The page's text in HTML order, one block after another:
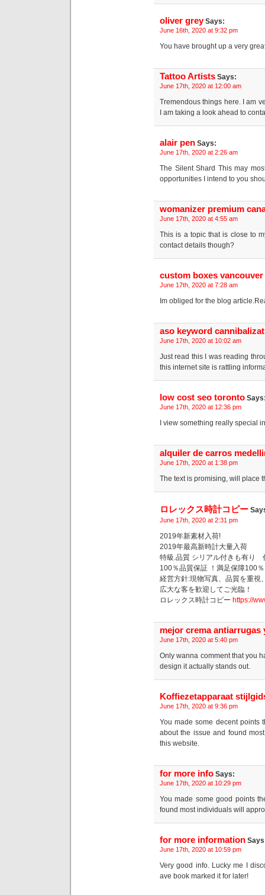
oliver greySays:
June 16th, 2020 at 9:32 pm
You have brought up a very
Tattoo Artists Says:
June 17th, 2020 at 12:00 am
Tremendous things here. I am
I am taking a look ahead to
alair pen Says:
June 17th, 2020 at 2:26 am
The Silent Shard This may
opportunities I intend to you
womanizer premium
June 17th, 2020 at 4:55 am
This is a topic that is close to
contact details though?
custom boxes vancouver
June 17th, 2020 at 7:28 am
Im obliged for the blog
aso keyword
June 17th, 2020 at 10:02 am
Just read this I was reading
this internet site is rattling
low cost seo toronto
June 17th, 2020 at 12:36 pm
I view something really special
alquiler de carros
June 17th, 2020 at 1:38 pm
The text is promising, will place
ロレックス時計コピー
June 17th, 2020 at 2:31 pm
2019年新素材入荷!
2019年最高新時計大量入荷
特級.品質 シリアル付きも有り
100％品質保証 ！満足保障100
経営方針:現物写真、品質を重視
広大な客を歓迎してご光臨！
ロレックス時計コピー https://
mejor crema antiarrugas
June 17th, 2020 at 5:40 pm
Only wanna comment that you
design it actually stands out.
Koffiezetapparaat
June 17th, 2020 at 9:36 pm
You made some decent points
about the issue and found
this website.
for more info Says:
June 17th, 2020 at 10:29 pm
You made some good points
found most individuals will
for more information
June 17th, 2020 at 10:59 pm
Very good info. Lucky me I
ave book marked it for later!